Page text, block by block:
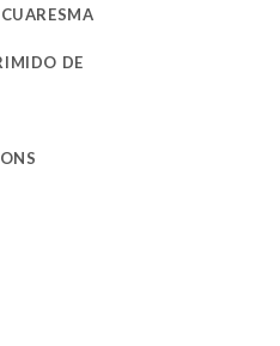
DE